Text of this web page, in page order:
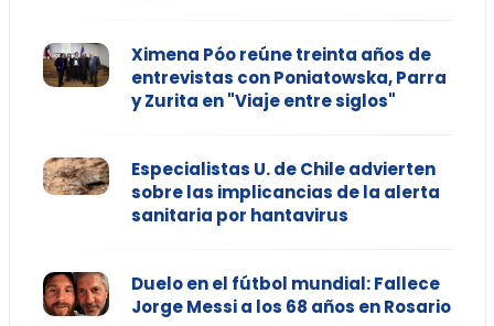
Ximena Póo reúne treinta años de
entrevistas con Poniatowska, Parra
y Zurita en "Viaje entre siglos"
Especialistas U. de Chile advierten
sobre las implicancias de la alerta
sanitaria por hantavirus
Duelo en el fútbol mundial: Fallece
Jorge Messi a los 68 años en Rosario